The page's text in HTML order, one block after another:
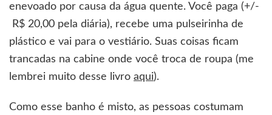
enevoado por causa da água quente. Você paga (+/-
R$ 20,00 pela diária), recebe uma pulseirinha de
plástico e vai para o vestiário. Suas coisas ficam
trancadas na cabine onde você troca de roupa (me
lembrei muito desse livro aqui).
Como esse banho é misto, as pessoas costumam